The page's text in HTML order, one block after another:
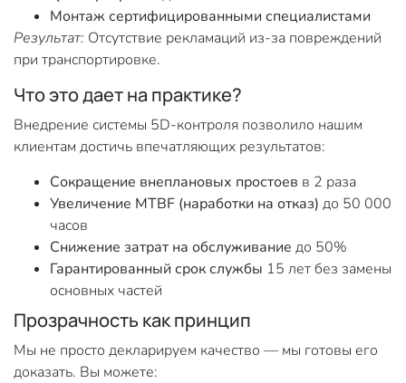
Монтаж сертифицированными специалистами
Результат: Отсутствие рекламаций из-за повреждений
при транспортировке.
Что это дает на практике?
Внедрение системы 5D-контроля позволило нашим
клиентам достичь впечатляющих результатов:
Сокращение внеплановых простоев в 2 раза
Увеличение MTBF (наработки на отказ) до 50 000
часов
Снижение затрат на обслуживание до 50%
Гарантированный срок службы 15 лет без замены
основных частей
Прозрачность как принцип
Мы не просто декларируем качество — мы готовы его
доказать. Вы можете: